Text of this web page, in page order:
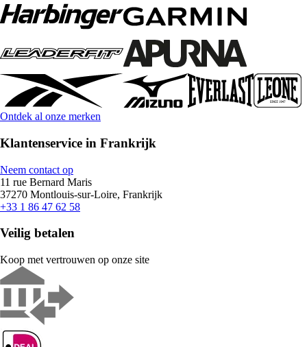
Ontdek al onze merken
Klantenservice in Frankrijk
Neem contact op
11 rue Bernard Maris
37270 Montlouis-sur-Loire, Frankrijk
+33 1 86 47 62 58
Veilig betalen
Koop met vertrouwen op onze site